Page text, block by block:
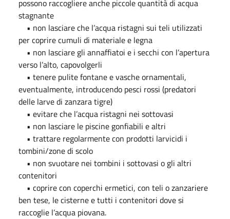
possono raccogliere anche piccole quantità di acqua
stagnante
• non lasciare che l’acqua ristagni sui teli utilizzati
per coprire cumuli di materiale e legna
• non lasciare gli annaffiatoi e i secchi con l’apertura
verso l’alto, capovolgerli
• tenere pulite fontane e vasche ornamentali,
eventualmente, introducendo pesci rossi (predatori
delle larve di zanzara tigre)
• evitare che l’acqua ristagni nei sottovasi
• non lasciare le piscine gonfiabili e altri
• trattare regolarmente con prodotti larvicidi i
tombini/zone di scolo
• non svuotare nei tombini i sottovasi o gli altri
contenitori
• coprire con coperchi ermetici, con teli o zanzariere
ben tese, le cisterne e tutti i contenitori dove si
raccoglie l’acqua piovana.